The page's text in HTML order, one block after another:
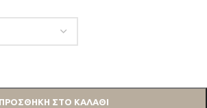
ΠΡΟΣΘΉΚΗ ΣΤΟ ΚΑΛΆΘΙ